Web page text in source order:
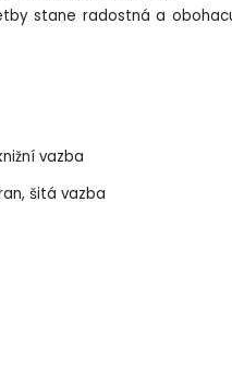
stane radostná a
vazba
šitá vazba